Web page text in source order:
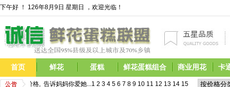
下午好 ！ 126年8月9日 星期日 ，欢迎光临！
首页 鲜花 蛋糕 鲜花蛋糕组合 商业用花 卡
惠价格,  告诉妈妈你爱她...1 2 3 4 5 6 7 8 9 10 11 12 13 14 15 16 母亲节鲜